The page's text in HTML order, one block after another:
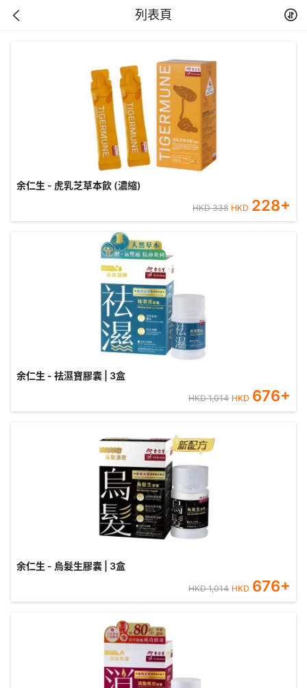
列表頁
余仁生 - 虎乳芝草本飲 (濃縮)
HKD338 HKD 228+
余仁生 - 祛濕寶膠囊 | 3盒
HKD1,014 HKD 676+
余仁生 - 烏髮生膠囊 | 3盒
HKD1,014 HKD 676+